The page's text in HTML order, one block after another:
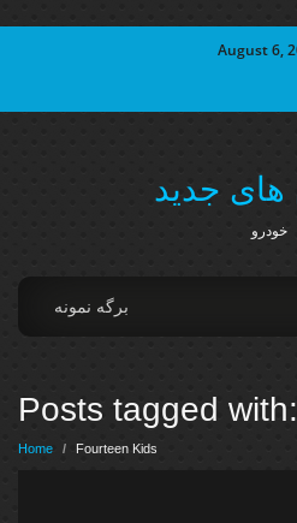
August
جدید
خودرو
برگه نمونه
Posts tagged
Home / Fourteen Kids